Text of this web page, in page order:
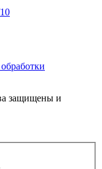
защищены и